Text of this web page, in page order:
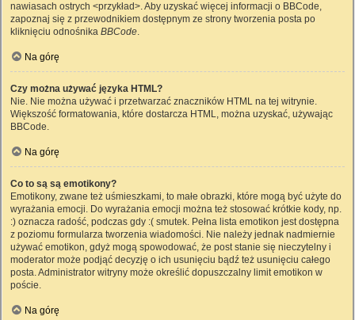
nawiasach ostrych <przykład>. Aby uzyskać więcej informacji o BBCode,
zapoznaj się z przewodnikiem dostępnym ze strony tworzenia posta po
kliknięciu odnośnika BBCode.
Na górę
Czy można używać języka HTML?
Nie. Nie można używać i przetwarzać znaczników HTML na tej witrynie.
Większość formatowania, które dostarcza HTML, można uzyskać, używając
BBCode.
Na górę
Co to są są emotikony?
Emotikony, zwane też uśmieszkami, to małe obrazki, które mogą być użyte do
wyrażania emocji. Do wyrażania emocji można też stosować krótkie kody, np.
:) oznacza radość, podczas gdy :( smutek. Pełna lista emotikon jest dostępna
z poziomu formularza tworzenia wiadomości. Nie należy jednak nadmiernie
używać emotikon, gdyż mogą spowodować, że post stanie się nieczytelny i
moderator może podjąć decyzję o ich usunięciu bądź też usunięciu całego
posta. Administrator witryny może określić dopuszczalny limit emotikon w
poście.
Na górę